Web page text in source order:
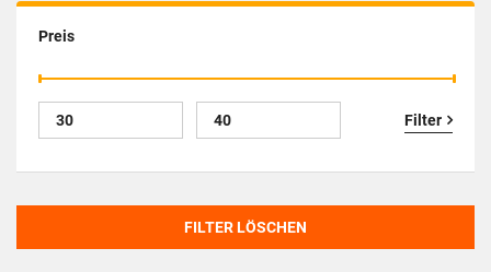
Preis
Filter
FILTER LÖSCHEN